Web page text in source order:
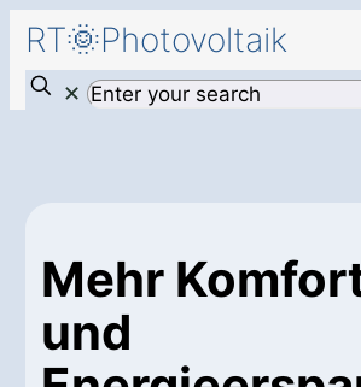
RT🌞Photovoltaik
✕
Mehr
und